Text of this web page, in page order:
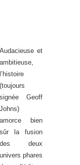
Audacieuse et
ambitieuse,
l’histoire
(toujours
signée Geoff
Johns)
amorce bien
sûr la fusion
des deux
univers phares